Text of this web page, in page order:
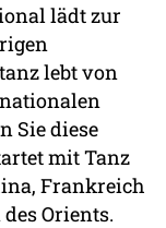
lädt zur
lebt von
Sie diese
mit Tanz
Frankreich
Orients.